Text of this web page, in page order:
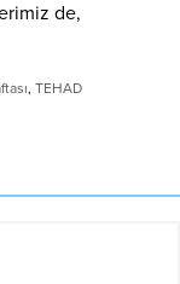
de,
, TEHAD